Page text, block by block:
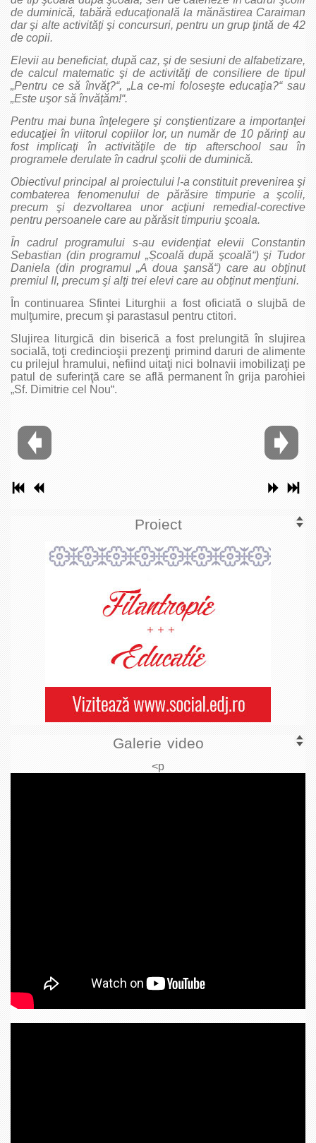
de duminică, tabără educaţională la mănăstirea Caraiman
dar şi alte activităţi şi concursuri, pentru un grup ţintă de 42
de copii.
Elevii au beneficiat, după caz, şi de sesiuni de alfabetizare,
de calcul matematic şi de activităţi de consiliere de tipul
„Pentru ce să învăţ?“, „La ce-mi foloseşte educaţia?“ sau
„Este uşor să învăţăm!“.
Pentru mai buna înţelegere şi conştientizare a importanţei
educaţiei în viitorul copiilor lor, un număr de 10 părinţi au
fost implicaţi în activităţile de tip afterschool sau în
programele derulate în cadrul şcolii de duminică.
Obiectivul principal al proiectului l-a constituit prevenirea şi
combaterea fenomenului de părăsire timpurie a şcolii,
precum şi dezvoltarea unor acţiuni remedial-corective
pentru persoanele care au părăsit timpuriu şcoala.
În cadrul programului s-au evidenţiat elevii Constantin
Sebastian (din programul „Școală după şcoală“) şi Tudor
Daniela (din programul „A doua şansă“) care au obţinut
premiul II, precum şi alţi trei elevi care au obţinut menţiuni.
În continuarea Sfintei Liturghii a fost oficiată o slujbă de
mulţumire, precum şi parastasul pentru ctitori.
Slujirea liturgică din biserică a fost prelungită în slujirea
socială, toţi credincioşii prezenţi primind daruri de alimente
cu prilejul hramului, nefiind uitaţi nici bolnavii imobilizaţi pe
patul de suferinţă care se află permanent în grija parohiei
„Sf. Dimitrie cel Nou“.
Proiect
Galerie video
<p